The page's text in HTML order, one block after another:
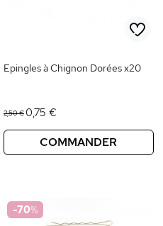
Epingles à Chignon Dorées x20
2,50 €0,75 €
COMMANDER
-70%